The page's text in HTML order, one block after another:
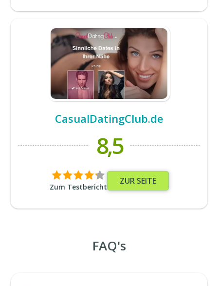
CasualDatingClub.de
8,5
Zum Testbericht
ZUR SEITE
FAQ's